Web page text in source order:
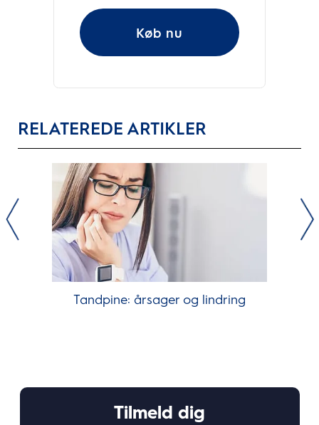
Køb nu
RELATEREDE ARTIKLER
Tandpine: årsager og lindring
Tilmeld dig